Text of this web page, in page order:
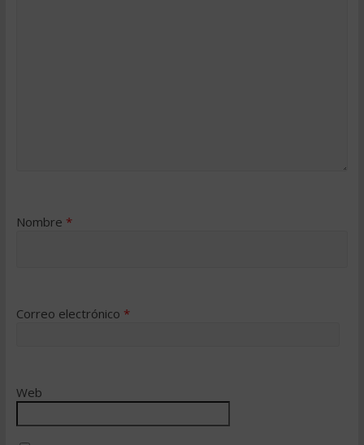
Nombre *
Correo electrónico *
Web